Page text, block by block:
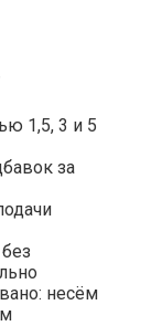
1,5, 3 и 5
за
несём